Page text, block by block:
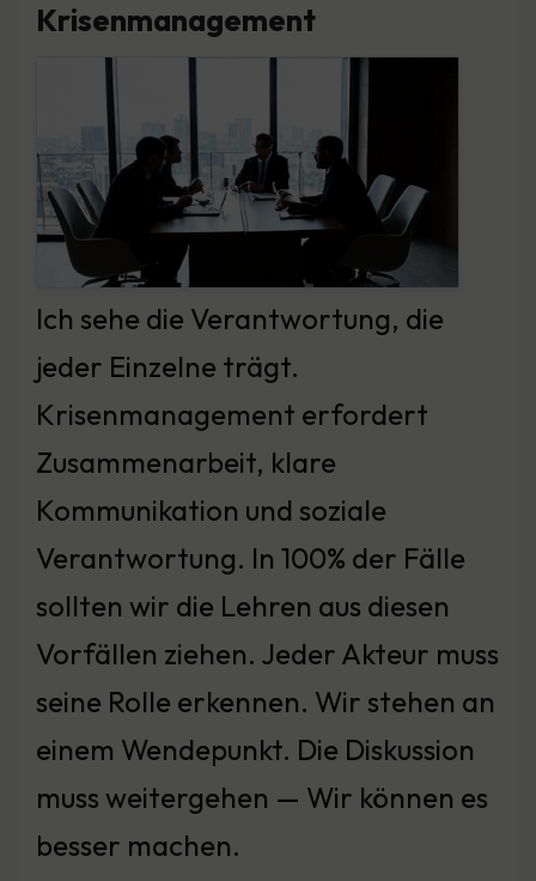
Krisenmanagement
Ich sehe die Verantwortung, die
jeder Einzelne trägt.
Krisenmanagement erfordert
Zusammenarbeit, klare
Kommunikation und soziale
Verantwortung. In 100% der Fälle
sollten wir die Lehren aus diesen
Vorfällen ziehen. Jeder Akteur muss
seine Rolle erkennen. Wir stehen an
einem Wendepunkt. Die Diskussion
muss weitergehen — Wir können es
besser machen.